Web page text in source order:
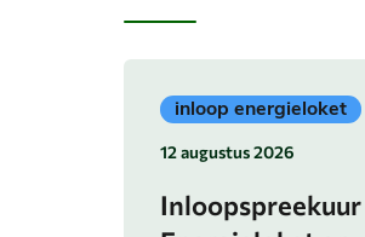
Inloopspreekuur
Geplaatst
in
inloop energieloket
12 augustus 2026